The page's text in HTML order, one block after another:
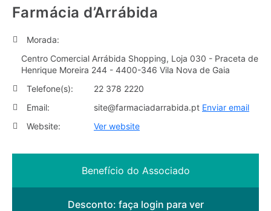
Farmácia d’Arrábida
Morada:
Centro Comercial Arrábida Shopping, Loja 030 - Praceta de
Henrique Moreira 244 - 4400-346 Vila Nova de Gaia
Telefone(s):
22 378 2220
Email:
site@farmaciadarrabida.pt Enviar email
Website:
Ver website
Benefício do Associado
Desconto: faça login para ver